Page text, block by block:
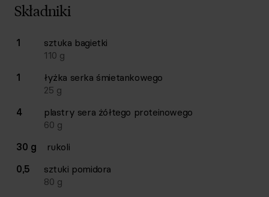
Składniki
Lista składników przepisu z ilościami i wagami
Ilość Składnik
1 sztuka bagietki
110 g
1
łyżka serka śmietankowego
25 g
4
plastry sera żółtego proteinowego
60 g
30 g
rukoli
0,5
sztuki pomidora
80 g